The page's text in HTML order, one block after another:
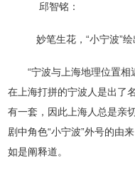
邱智铭：
妙笔生花，“小宁波”
“宁波与上海地理位置
在上海打拼的宁波人是出了
有一套，因此上海人总是亲
剧中角色“小宁波”外号的由
如是阐释道。